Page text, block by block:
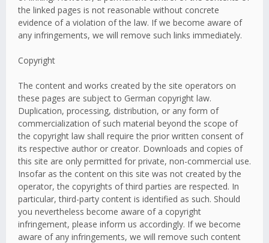
the linked pages is not reasonable without concrete
evidence of a violation of the law. If we become aware of
any infringements, we will remove such links immediately.
Copyright
The content and works created by the site operators on
these pages are subject to German copyright law.
Duplication, processing, distribution, or any form of
commercialization of such material beyond the scope of
the copyright law shall require the prior written consent of
its respective author or creator. Downloads and copies of
this site are only permitted for private, non-commercial use.
Insofar as the content on this site was not created by the
operator, the copyrights of third parties are respected. In
particular, third-party content is identified as such. Should
you nevertheless become aware of a copyright
infringement, please inform us accordingly. If we become
aware of any infringements, we will remove such content